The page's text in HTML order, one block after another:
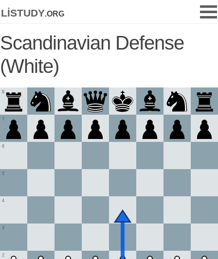
listudy.org
Scandinavian Defense
(White)
2
3
4
5
6
7
8